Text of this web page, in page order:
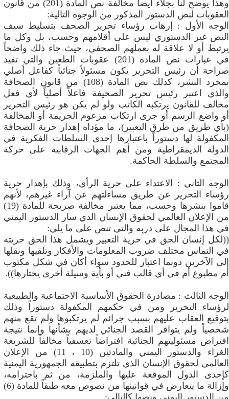
وهذا يوضح لنا بجلاء أيضاً مخالفة نص المادة (201) من قانون
العقوبات لنص الدستور المذكور من الوجوه التالية:
الوجه الأول : إرهاب رؤساء تحرير الصحف بتسليط سيف
النص غير الدستوري ليس على أقلامهم وحسب، بل وكل ما
يرتبط أو لا علاقة له بعملهم الصحفي، حيث جاء ذلك واضحاً
في عبارات نص المادة (201) عقوبات الطعين والتي تفيد
صراحة أن رئيس التحرير يكون مسئولاً جنائياً كفاعل أصلي
بمجرد النشر، كذلك نص المادة (108) من قانون الصحافة
والذي اعتبر رئيس تحرير الصحيفة فاعلاً أصلياً لأي فعل
مخالف للقانون يرتكبه الكاتب ولو لم يكن هو رئيس التحرير
أو واضع الرسم أو جرى ارتكاب مزعوم الجريمة أو المخالفة
(بأي طريق من طرق التعبير)، ما مؤداه إهدار حرية الصحافة
المكفولة لها دستوراً باعتبارها إحدى السلطات الفكرية في
الدولة الديمقراطية ومن أهم الجهات الرقابية على حركة
المجتمع والسلطة الحاكمة.
الوجه الثاني : الاعتداء على حرية الرأي، وذلك بإهدار حرية
رؤساء التحرير عن طريق مساءلتهم عن آراء غيرهم، لأنهم
قاموا بنشرها وحسب، مما يعتبر مخالفة صريحة للمادة (19)
من الإعلان العالمي لحقوق الإنسان الذي سار الدستور اليمني
في هذا المجال على دربه والتي تنص على ما يلي:
((لكل إنسان الحق في حرية التعبير ويشمل هذا الحق حريته
في التماس مختلف ضروب المعلومات والأفكار وتلقيها ونقلها
إلى الآخرين دونما اعتبار للحدود سواء أكان في شكل مكتوب
أم مطبوع أم في أي قالب فني أو بأية وسيلة أخرى يختارها)).
الوجه الثالث : مصادرة الحقوق الأساسية الاجتماعية والطبيعية
لرؤساء التحرير ومن في حكمهم المكفولة دستوراً وذلك
بتوقيع العقاب عليهم بسبب جرائم لم يرتكبوها ولم تقع منهم
شخصياً ولم يتوافر القصد الجنائي لديهم بشأنها وإنما نتيجة
افتراض مسئوليتهم الجنائية افتراضاً تعسفياً مخالفاً للشريعة
الغراء والدستور اليمني والمادتين (10 ، 11) من الإعلان
العالمي لحقوق الإنسان الذي تلتزم بتطبيقه الجمهورية اليمنية
كإحدى الدول الموقعة عليها والملزمة، من ثم باحترامه،
وإزالة ما يتعارض في قوانينها من نصوص معه طبقاً للمادة (6)
من الدستور اليمني ونصها كالتالي: